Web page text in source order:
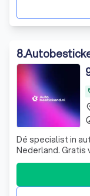
8.
Dé specialist in
Nederland. Gratis
zéér korte levertermijn. Gekozen
tevredenheid van